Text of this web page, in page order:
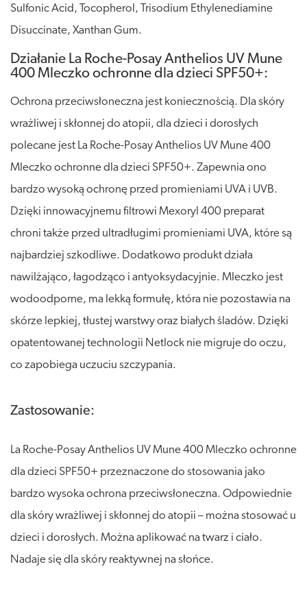
Sulfonic Acid, Tocopherol, Trisodium Ethylenediamine
Disuccinate, Xanthan Gum.
Działanie La Roche-Posay Anthelios UV Mune
400 Mleczko ochronne dla dzieci SPF50+:
Ochrona przeciwsłoneczna jest koniecznością. Dla skóry
wrażliwej i skłonnej do atopii, dla dzieci i dorosłych
polecane jest La Roche-Posay Anthelios UV Mune 400
Mleczko ochronne dla dzieci SPF50+. Zapewnia ono
bardzo wysoką ochronę przed promieniami UVA i UVB.
Dzięki innowacyjnemu filtrowi Mexoryl 400 preparat
chroni także przed ultradługimi promieniami UVA, które są
najbardziej szkodliwe. Dodatkowo produkt działa
nawilżająco, łagodząco i antyoksydacyjnie. Mleczko jest
wodoodporne, ma lekką formułę, która nie pozostawia na
skórze lepkiej, tłustej warstwy oraz białych śladów. Dzięki
opatentowanej technologii Netlock nie migruje do oczu,
co zapobiega uczuciu szczypania.
Zastosowanie:
La Roche-Posay Anthelios UV Mune 400 Mleczko ochronne
dla dzieci SPF50+ przeznaczone do stosowania jako
bardzo wysoka ochrona przeciwsłoneczna. Odpowiednie
dla skóry wrażliwej i skłonnej do atopii – można stosować u
dzieci i dorosłych. Można aplikować na twarz i ciało.
Nadaje się dla skóry reaktywnej na słońce.